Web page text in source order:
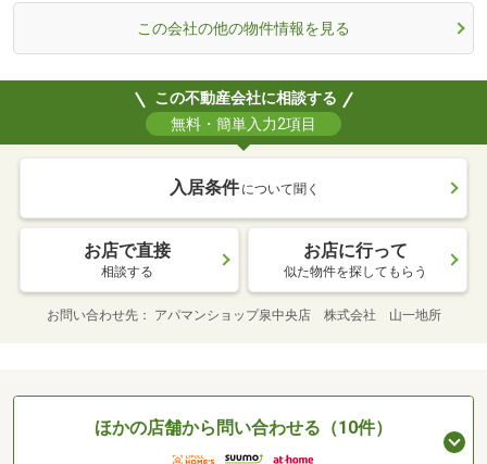
この会社の他の物件情報を見る
この不動産会社に相談する
無料・簡単入力2項目
入居条件 について聞く
お店で直接
相談する
お店に行って
似た物件を探してもらう
お問い合わせ先 アパマンショップ泉中央店 株式会社 山一地所
ほかの店舗から問い合わせる（10件）